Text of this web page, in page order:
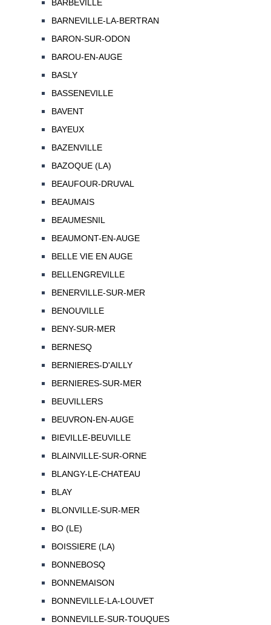
BARBEVILLE
BARNEVILLE-LA-BERTRAN
BARON-SUR-ODON
BAROU-EN-AUGE
BASLY
BASSENEVILLE
BAVENT
BAYEUX
BAZENVILLE
BAZOQUE (LA)
BEAUFOUR-DRUVAL
BEAUMAIS
BEAUMESNIL
BEAUMONT-EN-AUGE
BELLE VIE EN AUGE
BELLENGREVILLE
BENERVILLE-SUR-MER
BENOUVILLE
BENY-SUR-MER
BERNESQ
BERNIERES-D'AILLY
BERNIERES-SUR-MER
BEUVILLERS
BEUVRON-EN-AUGE
BIEVILLE-BEUVILLE
BLAINVILLE-SUR-ORNE
BLANGY-LE-CHATEAU
BLAY
BLONVILLE-SUR-MER
BO (LE)
BOISSIERE (LA)
BONNEBOSQ
BONNEMAISON
BONNEVILLE-LA-LOUVET
BONNEVILLE-SUR-TOUQUES